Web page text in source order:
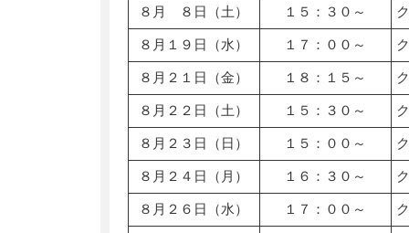
８月 ８日（土） １５：３０～
８月１９日（水） １７：００～
８月２１日（金） １８：１５～
８月２２日（土） １５：３０～
８月２３日（日） １５：００～
８月２４日（月） １６：３０～
８月２６日（水） １７：００～